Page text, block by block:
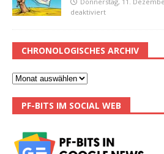
deaktiviert
CHRONOLOGISCHES ARCHIV
PF-BITS IM SOCIAL WEB